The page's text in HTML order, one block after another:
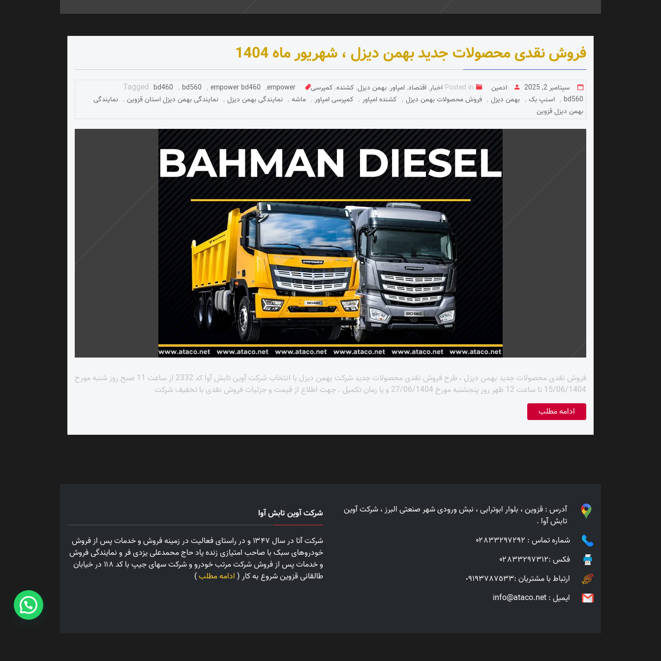
فروش نقدی محصولات جدید بهمن دیزل ، شهریور ماه 1404
سپتامبر 2, 2025 ادمین Posted in اخبار,اقتصاد,امپاور,بهمن دیزل, کشنده, کمپرسی bd460 , bd560 , empower bd460 ,empower
bd560
, اسنپ بک , بهمن دیزل , فروش محصولات بهمن دیزل , کشنده امپاور , کمپرسی امپاور , ماشه , نمایندگی بهمن دیزل , نمایندگی بهمن دیزل استان قزوین , نمایندگی
بهمن دیزل قزوین
فروش نقدی محصولات جدید بهمن دیزل ، طرح فروش نقدی محصولات جدید شرکت بهمن دیزل با انتخاب شرکت آوین تابش آوا کد 2332 از ساعت 11 صبح روز شنبه مورخ
15/06/1404 تا ساعت 12 ظهر روز پنجشنبه مورخ 27/06/1404 و یا زمان تکمیل . جهت اطلاع از قیمت و جزئیات فروش نقدی با تخفیف شرکت
ادامه مطلب
آدرس :قزوین ، بلوار ابوترابی ، نبش ورودی شهر صنعتی البرز ، شرکت آوین
تابش آوا .
شماره تماس : ۰۲٨٣٣٢۹٧٢۹٢
فکس :۰۲٨٣٣٢۹٧٣١٢
ارتباط با مشتریان :٠٩١٩٣٧٨٧٥٣٣
ایمیل :info@ataco.net
شرکت آوین تابش آوا
شرکت آتا در سال ۱۳۴۷ و در راستای فعالیت در زمینه فروش و خدمات پس از فروش
خودروهای سبک با صاحب امتیازی زنده یاد حاج محمدعلی یزدی فر و نمایندگی فروش
و خدمات پس از فروش شرکت مرتب خودرو و شرکت سهای جیپ با کد ۱۱۸ در خیابان
طالقانی قزوین شروع به کار (ادامه مطلب)